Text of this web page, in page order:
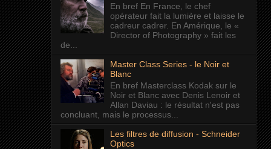
En bref En France, le chef
opérateur fait la lumière et laisse le
cadreur cadrer. En Amérique, le «
Director of Photography » fait les
de...
Master Class Series - le Noir et
Blanc
En bref Masterclass Kodak sur le
Noir et Blanc avec Denis Lenoir et
Allan Daviau : le résultat n'est pas
concluant, mais le processus...
Les filtres de diffusion - Schneider
Optics